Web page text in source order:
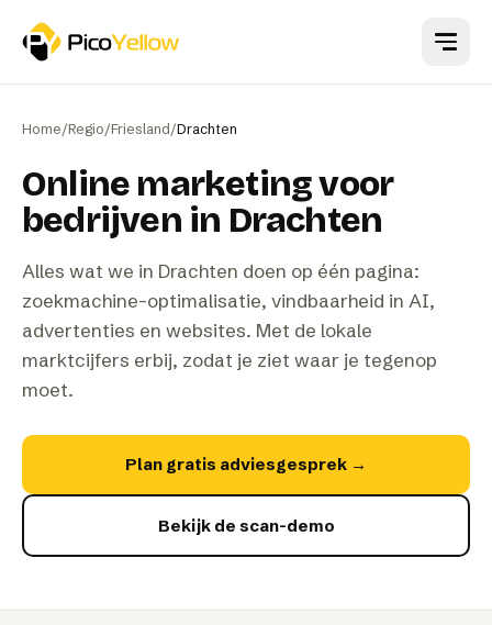
Home/Regio/Friesland /Drachten
Online marketing voor
bedrijven in Drachten
Alles wat we in Drachten doen op één pagina:
zoekmachine-optimalisatie, vindbaarheid in AI,
advertenties en websites. Met de lokale
marktcijfers erbij, zodat je ziet waar je tegenop
moet.
Plan gratis adviesgesprek →
Bekijk de scan-demo